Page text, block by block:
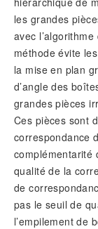
les grandes
avec
méthode évite
la mise en plan
d’angle des
grandes pièces
Ces pièces sont
correspondance
complémentarité
qualité de la
de
pas le seuil de
l’empilement de